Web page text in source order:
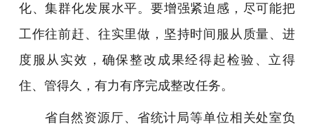
化、集群化发展水平。要增强紧迫感，尽可能把
工作往前赶、往实里做，坚持时间服从质量、进
度服从实效，确保整改成果经得起检验、立得
住、管得久，有力有序完成整改任务。
省自然资源厅、省统计局等单位相关处室负